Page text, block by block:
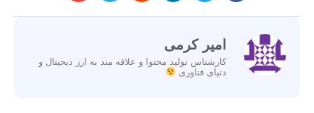
امیر کرمی
کارشناس تولید محتوا و علاقه مند به ارز دیجیتال و
دنیای فناوری